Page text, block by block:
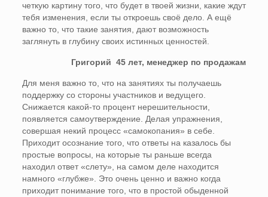
четкую картину того, что будет в твоей жизни, какие ждут
тебя изменения, если ты откроешь своё дело. А ещё
важно то, что такие занятия, дают возможность
заглянуть в глубину своих истинных ценностей.
Григорий 45 лет, менеджер по продажам
Для меня важно то, что на занятиях ты получаешь
поддержку со стороны участников и ведущего.
Снижается какой-то процент нерешительности,
появляется самоутверждение. Делая упражнения,
совершая некий процесс «самокопания» в себе.
Приходит осознание того, что ответы на казалось бы
простые вопросы, на которые ты раньше всегда
находил ответ «слету», на самом деле находится
намного «глубже». Это очень ценно и важно когда
приходит понимание того, что в простой обыденной